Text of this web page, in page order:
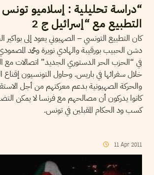
“دراسة تحليلية : إسلاميو تونس
التطبيع مع “إسرائيل ج 2
كان التطبيع التونسي – الصهيوني يعود إلى بواكير
دشن الحبيب بورقيبة والهادي نويرة ومحمد
في “الحزب الحر الدستوري الجديد” اتصالات مع
خلال سفرائها في باريس. وحاول التونسيون إقناع
والحركة الصهيونية بدعم معركتهم من أجل
كانوا يدركون أن مصالحهم مع فرنسا لا يمكن
كسب ود الحكام المقبلين في تونس.
11 Apr 2011